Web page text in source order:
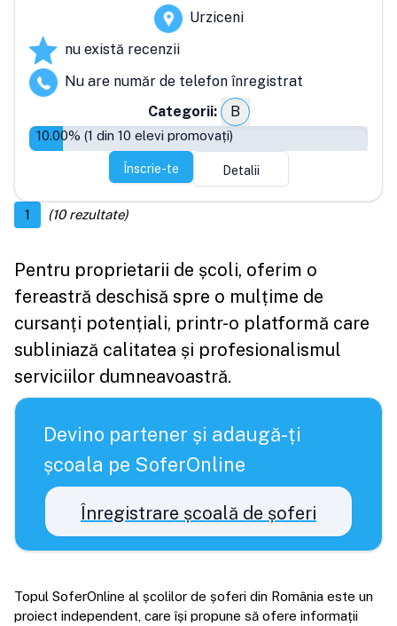
Urziceni
nu există recenzii
Nu are număr de telefon înregistrat
Categorii:
B
10.00% (1 din 10 elevi promovați)
Înscrie-te Detalii
1 (10rezultate)
Pentru proprietarii de școli, oferim o
fereastră deschisă spre o mulțime de
cursanți potențiali, printr-o platformă care
subliniază calitatea și profesionalismul
serviciilor dumneavoastră.
Devino partener și adaugă-ți
școala pe SoferOnline
Înregistrare școală de șoferi
Topul SoferOnline al școlilor de șoferi din România este un
proiect independent, care își propune să ofere informații